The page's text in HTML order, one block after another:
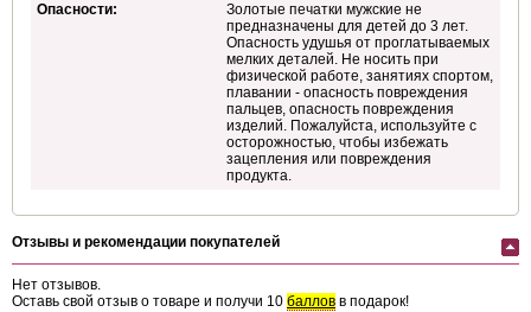
Опасности:
Золотые печатки мужские не
предназначены для детей до 3 лет.
Опасность удушья от проглатываемых
мелких деталей. Не носить при
физической работе, занятиях спортом,
плавании - опасность повреждения
пальцев, опасность повреждения
изделий. Пожалуйста, используйте с
осторожностью, чтобы избежать
зацепления или повреждения
продукта.
Отзывы и рекомендации покупателей
Нет отзывов.
Оставь свой отзыв о товаре и получи 10 баллов в подарок!